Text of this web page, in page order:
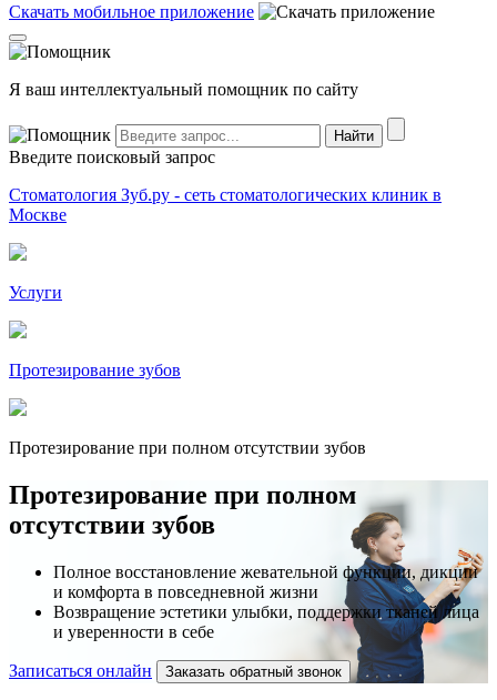
Скачать мобильное приложение
Я ваш интеллектуальный помощник по сайту
Введите поисковый запрос
Стоматология Зуб.ру - сеть стоматологических клиник в
Москве
Услуги
Протезирование зубов
Протезирование при полном отсутствии зубов
Протезирование при полном
отсутствии зубов
Полное восстановление жевательной функции, дикции
и комфорта в повседневной жизни
Возвращение эстетики улыбки, поддержки тканей лица
и уверенности в себе
Записаться онлайн Заказать обратный звонок